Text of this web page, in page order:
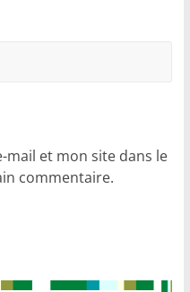
et mon site dans le
commentaire.